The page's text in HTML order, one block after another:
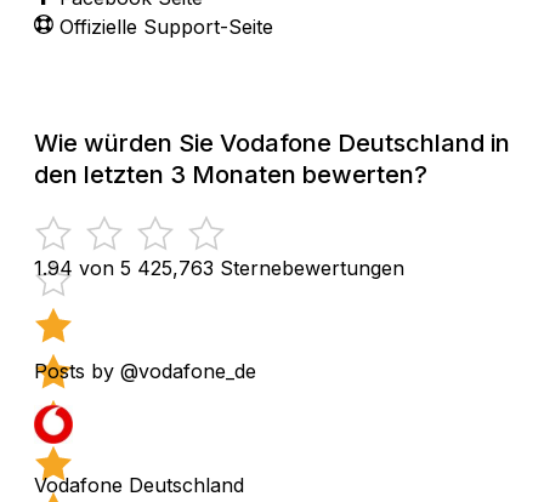
Offizielle Support-Seite
Wie würden Sie Vodafone Deutschland in
den letzten 3 Monaten bewerten?
1.94 von 5 425,763 Sternebewertungen
Posts by @vodafone_de
Vodafone Deutschland